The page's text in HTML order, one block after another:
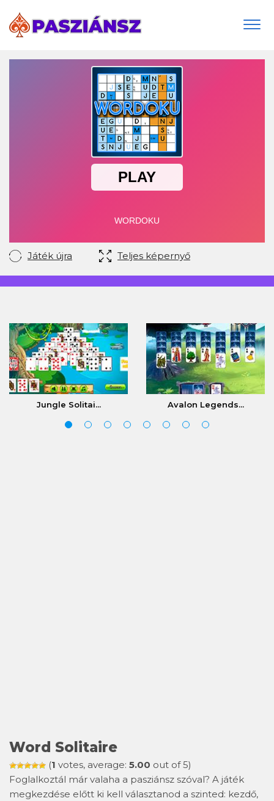
Játék újra Teljes képernyő
Jungle Solitai... Avalon Legends...
Word Solitaire
(1 votes, average: 5.00 out of 5)
Foglalkoztál már valaha a pasziánsz szóval? A játék
megkezdése előtt ki kell választanod a szinted: kezdő,